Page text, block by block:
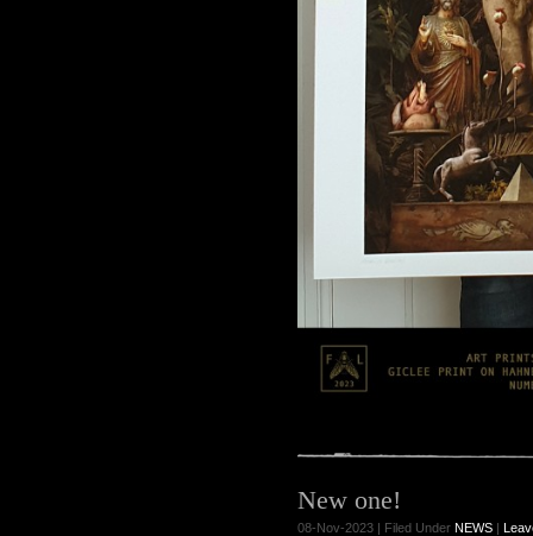
New one!
08-Nov-2023 | Filed Under NEWS |